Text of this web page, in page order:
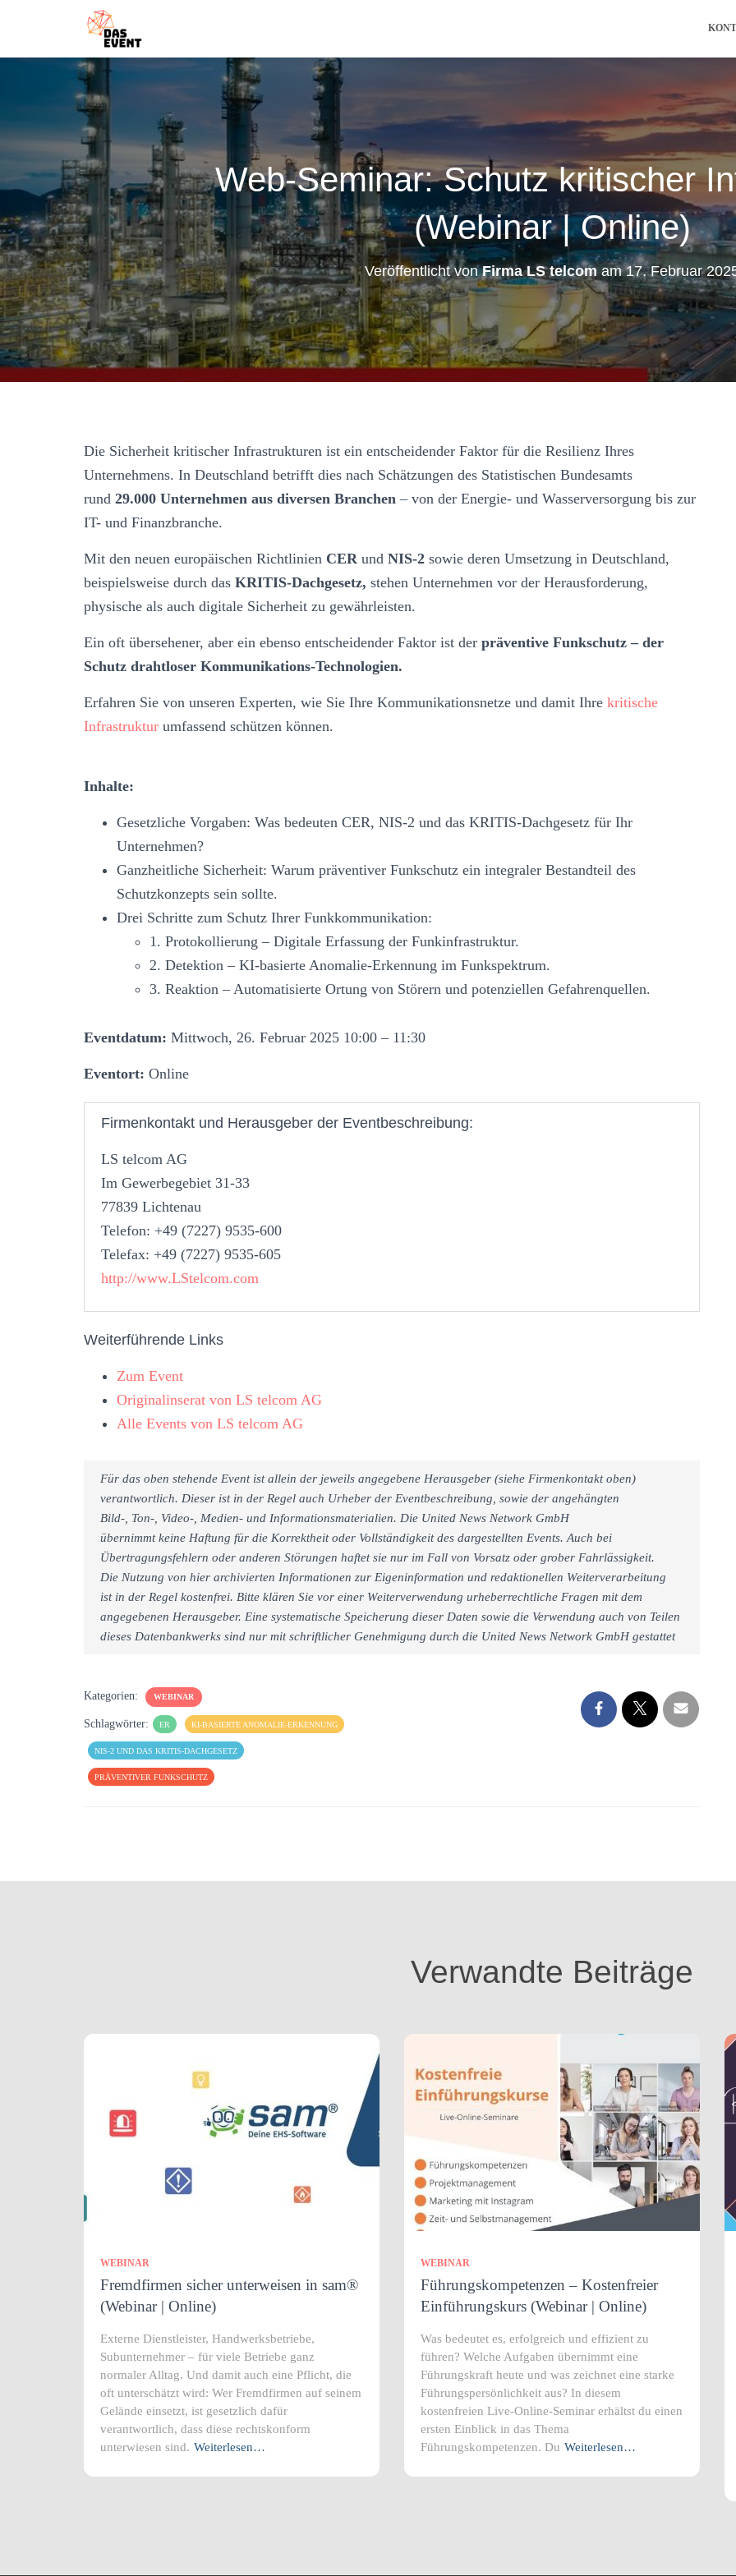
Web-Seminar: Schutz kritischer
(Webinar | Online)
Veröffentlicht vonFirma LS telcomam17. Februar
Die Sicherheit kritischer Infrastrukturen ist ein entscheidender Faktor für die Resilienz Ihres
Unternehmens. In Deutschland betrifft dies nach Schätzungen des Statistischen Bundesamts
rund 29.000 Unternehmen aus diversen Branchen – von der Energie- und Wasserversorgung bis zur
IT- und Finanzbranche.
Mit den neuen europäischen Richtlinien CER und NIS-2 sowie deren Umsetzung in Deutschland,
beispielsweise durch das KRITIS-Dachgesetz, stehen Unternehmen vor der Herausforderung,
physische als auch digitale Sicherheit zu gewährleisten.
Ein oft übersehener, aber ein ebenso entscheidender Faktor ist der präventive Funkschutz – der
Schutz drahtloser Kommunikations-Technologien.
Erfahren Sie von unseren Experten, wie Sie Ihre Kommunikationsnetze und damit Ihre kritische
Infrastruktur umfassend schützen können.
Inhalte:
Gesetzliche Vorgaben: Was bedeuten CER, NIS-2 und das KRITIS-Dachgesetz für Ihr
Unternehmen?
Ganzheitliche Sicherheit: Warum präventiver Funkschutz ein integraler Bestandteil des
Schutzkonzepts sein sollte.
Drei Schritte zum Schutz Ihrer Funkkommunikation:
1. Protokollierung – Digitale Erfassung der Funkinfrastruktur.
2. Detektion – KI-basierte Anomalie-Erkennung im Funkspektrum.
3. Reaktion – Automatisierte Ortung von Störern und potenziellen Gefahrenquellen.
Eventdatum: Mittwoch, 26. Februar 2025 10:00 – 11:30
Eventort: Online
Firmenkontakt und Herausgeber der Eventbeschreibung:
LS telcom AG
Im Gewerbegebiet 31-33
77839 Lichtenau
Telefon: +49 (7227) 9535-600
Telefax: +49 (7227) 9535-605
http://www.LStelcom.com
Weiterführende Links
Zum Event
Originalinserat von LS telcom AG
Alle Events von LS telcom AG
Für das oben stehende Event ist allein der jeweils angegebene Herausgeber (siehe Firmenkontakt oben)
verantwortlich. Dieser ist in der Regel auch Urheber der Eventbeschreibung, sowie der angehängten
Bild-, Ton-, Video-, Medien- und Informationsmaterialien. Die United News Network GmbH
übernimmt keine Haftung für die Korrektheit oder Vollständigkeit des dargestellten Events. Auch bei
Übertragungsfehlern oder anderen Störungen haftet sie nur im Fall von Vorsatz oder grober Fahrlässigkeit.
Die Nutzung von hier archivierten Informationen zur Eigeninformation und redaktionellen Weiterverarbeitung
ist in der Regel kostenfrei. Bitte klären Sie vor einer Weiterverwendung urheberrechtliche Fragen mit dem
angegebenen Herausgeber. Eine systematische Speicherung dieser Daten sowie die Verwendung auch von Teilen
dieses Datenbankwerks sind nur mit schriftlicher Genehmigung durch die United News Network GmbH gestattet
Kategorien: WEBINAR
Schlagwörter: ER KI-BASIERTE ANOMALIE-ERKENNUNG
NIS-2 UND DAS KRITIS-DACHGESETZ
PRÄVENTIVER FUNKSCHUTZ
Verwandte Beiträge
WEBINAR
Fremdfirmen sicher unterweisen in sam®
(Webinar | Online)
Externe Dienstleister, Handwerksbetriebe,
Subunternehmer – für viele Betriebe ganz
normaler Alltag. Und damit auch eine Pflicht, die
oft unterschätzt wird: Wer Fremdfirmen auf seinem
Gelände einsetzt, ist gesetzlich dafür
verantwortlich, dass diese rechtskonform
unterwiesen sind. Weiterlesen…
WEBINAR
Führungskompetenzen – Kostenfreier
Einführungskurs (Webinar | Online)
Was bedeutet es, erfolgreich und effizient zu
führen? Welche Aufgaben übernimmt eine
Führungskraft heute und was zeichnet eine starke
Führungspersönlichkeit aus? In diesem
kostenfreien Live-Online-Seminar erhältst du einen
ersten Einblick in das Thema
Führungskompetenzen. Du Weiterlesen…